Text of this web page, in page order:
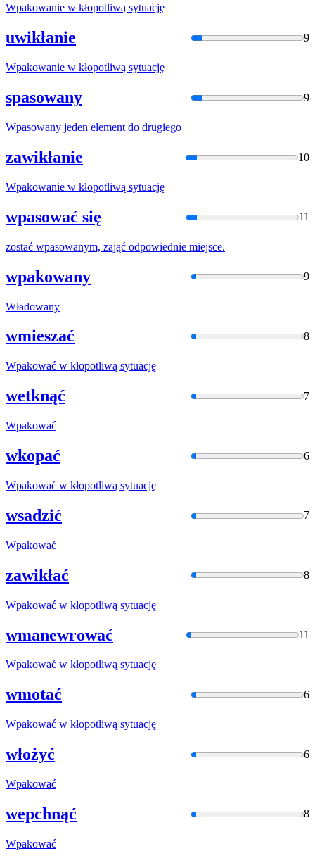
Wpakowanie w kłopotliwą sytuację
uwikłanie 9
Wpakowanie w kłopotliwą sytuację
spasowany 9
Wpasowany jeden element do drugiego
zawikłanie 10
Wpakowanie w kłopotliwą sytuację
wpasować się 11
zostać wpasowanym, zająć odpowiednie miejsce.
wpakowany 9
Władowany
wmieszać 8
Wpakować w kłopotliwą sytuację
wetknąć 7
Wpakować
wkopać 6
Wpakować w kłopotliwą sytuację
wsadzić 7
Wpakować
zawikłać 8
Wpakować w kłopotliwą sytuację
wmanewrować 11
Wpakować w kłopotliwą sytuację
wmotać 6
Wpakować w kłopotliwą sytuację
włożyć 6
Wpakować
wepchnąć 8
Wpakować